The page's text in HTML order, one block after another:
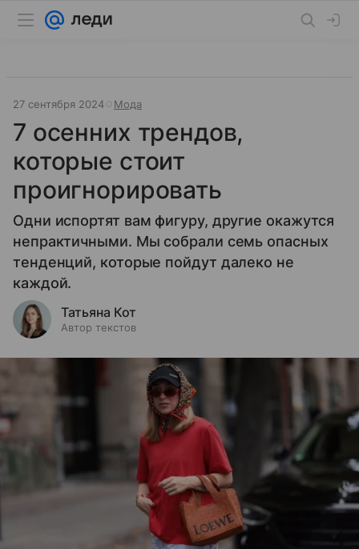
27 сентября 2024 Мода
7 осенних трендов,
которые стоит
проигнорировать
Одни испортят вам фигуру, другие окажутся
непрактичными. Мы собрали семь опасных
тенденций, которые пойдут далеко не
каждой.
Татьяна Кот
Автор текстов